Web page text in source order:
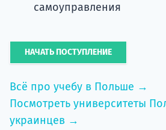
самоуправления
НАЧАТЬ ПОСТУПЛЕНИЕ
Всё про учебу в Польше →
Посмотреть университеты
украинцев →